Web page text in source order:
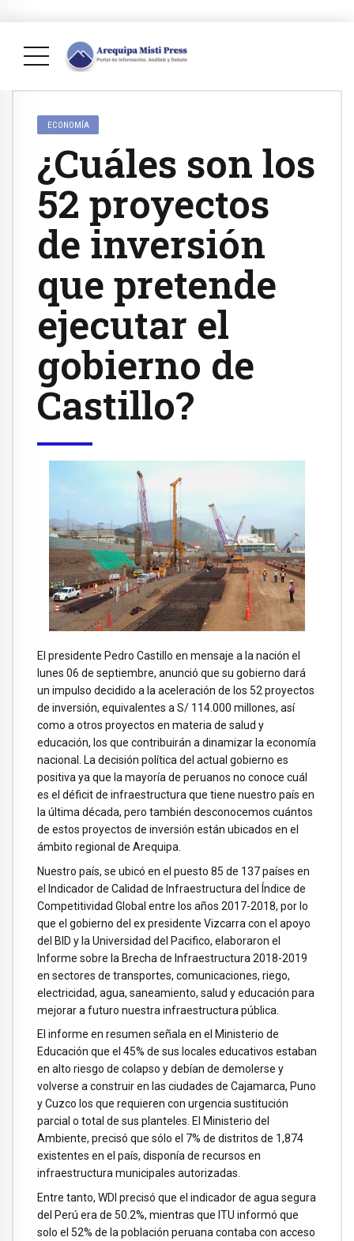
ECONOMÍA
¿Cuáles son los
52 proyectos
de inversión
que pretende
ejecutar el
gobierno de
Castillo?
El presidente Pedro Castillo en mensaje a la nación el
lunes 06 de septiembre, anunció que su gobierno dará
un impulso decidido a la aceleración de los 52 proyectos
de inversión, equivalentes a S/ 114.000 millones, así
como a otros proyectos en materia de salud y
educación, los que contribuirán a dinamizar la economía
nacional. La decisión política del actual gobierno es
positiva ya que la mayoría de peruanos no conoce cuál
es el déficit de infraestructura que tiene nuestro país en
la última década, pero también desconocemos cuántos
de estos proyectos de inversión están ubicados en el
ámbito regional de Arequipa.
Nuestro país, se ubicó en el puesto 85 de 137 países en
el Indicador de Calidad de Infraestructura del Índice de
Competitividad Global entre los años 2017-2018, por lo
que el gobierno del ex presidente Vizcarra con el apoyo
del BID y la Universidad del Pacifico, elaboraron el
Informe sobre la Brecha de Infraestructura 2018-2019
en sectores de transportes, comunicaciones, riego,
electricidad, agua, saneamiento, salud y educación para
mejorar a futuro nuestra infraestructura pública.
El informe en resumen señala en el Ministerio de
Educación que el 45% de sus locales educativos estaban
en alto riesgo de colapso y debían de demolerse y
volverse a construir en las ciudades de Cajamarca, Puno
y Cuzco los que requieren con urgencia sustitución
parcial o total de sus planteles. El Ministerio del
Ambiente, precisó que sólo el 7% de distritos de 1,874
existentes en el país, disponía de recursos en
infraestructura municipales autorizadas.
Entre tanto, WDI precisó que el indicador de agua segura
del Perú era de 50.2%, mientras que ITU informó que
solo el 52% de la población peruana contaba con acceso